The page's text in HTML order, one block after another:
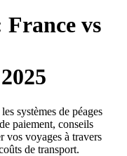
France vs
systèmes de péages
paiement, conseils
vos voyages à travers
de transport.